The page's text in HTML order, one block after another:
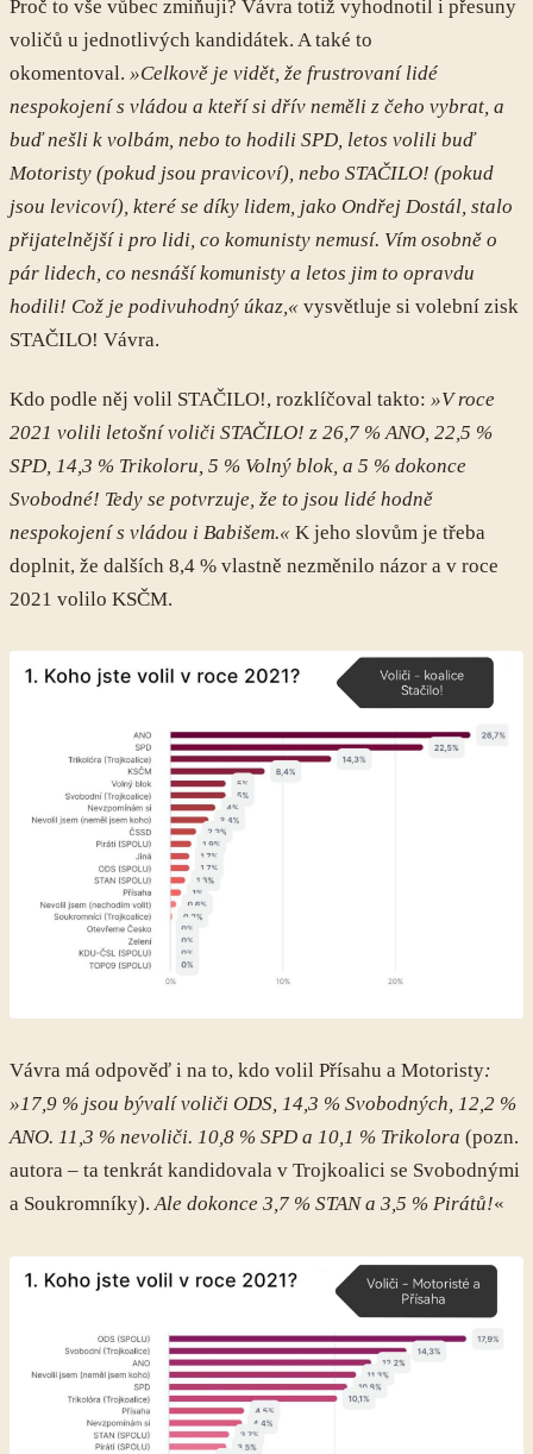
Proč to vše vůbec zmiňuji? Vávra totiž vyhodnotil i přesuny
voličů u jednotlivých kandidátek. A také to
okomentoval. »Celkově je vidět, že frustrovaní lidé
nespokojení s vládou a kteří si dřív neměli z čeho vybrat, a
buď nešli k volbám, nebo to hodili SPD, letos volili buď
Motoristy (pokud jsou pravicoví), nebo STAČILO! (pokud
jsou levicoví), které se díky lidem, jako Ondřej Dostál, stalo
přijatelnější i pro lidi, co komunisty nemusí. Vím osobně o
pár lidech, co nesnáší komunisty a letos jim to opravdu
hodili! Což je podivuhodný úkaz,« vysvětluje si volební zisk
STAČILO! Vávra.
Kdo podle něj volil STAČILO!, rozklíčoval takto: »V roce
2021 volili letošní voliči STAČILO! z 26,7 % ANO, 22,5 %
SPD, 14,3 % Trikoloru, 5 % Volný blok, a 5 % dokonce
Svobodné! Tedy se potvrzuje, že to jsou lidé hodně
nespokojení s vládou i Babišem.« K jeho slovům je třeba
doplnit, že dalších 8,4 % vlastně nezměnilo názor a v roce
2021 volilo KSČM.
Vávra má odpověď i na to, kdo volil Přísahu a Motoristy:
»17,9 % jsou bývalí voliči ODS, 14,3 % Svobodných, 12,2 %
ANO. 11,3 % nevoliči. 10,8 % SPD a 10,1 % Trikolora (pozn.
autora – ta tenkrát kandidovala v Trojkoalici se Svobodnými
a Soukromníky).Ale dokonce 3,7 % STAN a 3,5 % Pirátů!«